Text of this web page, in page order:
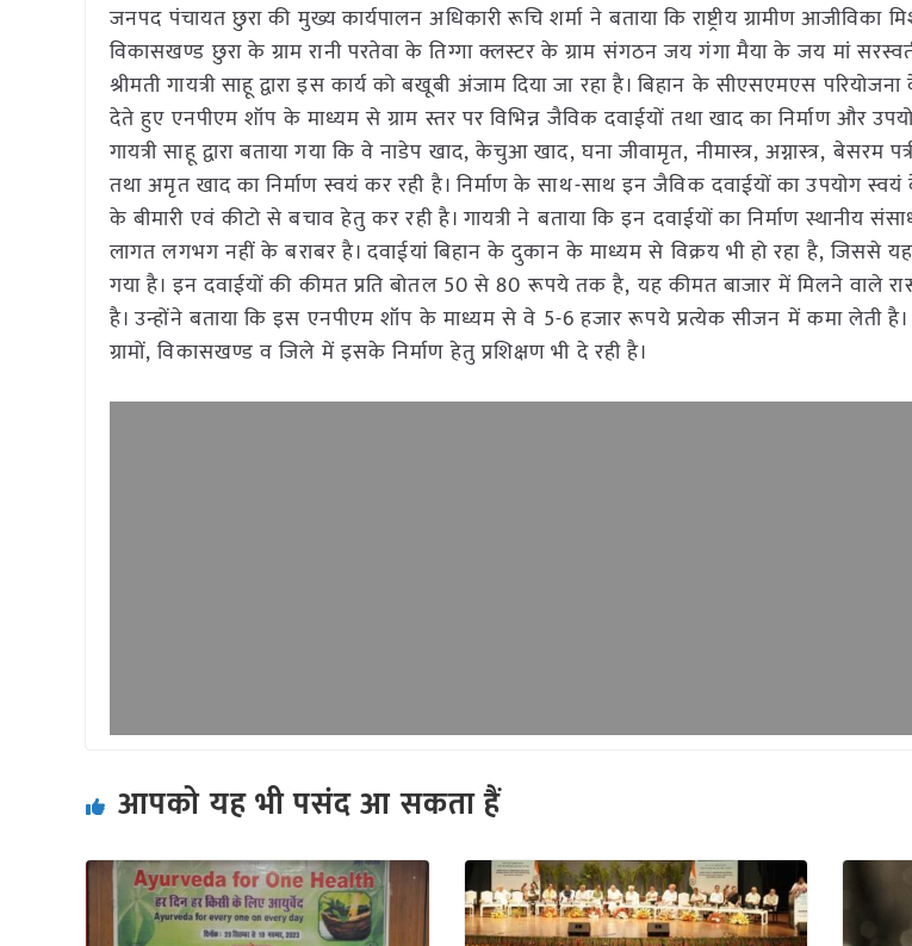
जनपद पंचायत छुरा की मुख्य कार्यपालन अधिकारी रूचि शर्मा ने बताया कि राष्ट्रीय ग्रामीण आजीविका
विकासखण्ड छुरा के ग्राम रानी परतेवा के तिग्गा क्लस्टर के ग्राम संगठन जय गंगा मैया के जय मां
श्रीमती गायत्री साहू द्वारा इस कार्य को बखूबी अंजाम दिया जा रहा है। बिहान के सीएसएमएस
देते हुए एनपीएम शॉप के माध्यम से ग्राम स्तर पर विभिन्न जैविक दवाईयों तथा खाद का निर्माण और
गायत्री साहू द्वारा बताया गया कि वे नाडेप खाद, केचुआ खाद, घना जीवामृत, नीमास्त्र, अग्नास्त्र, बेसरम
तथा अमृत खाद का निर्माण स्वयं कर रही है। निर्माण के साथ-साथ इन जैविक दवाईयों का उपयोग
के बीमारी एवं कीटो से बचाव हेतु कर रही है। गायत्री ने बताया कि इन दवाईयों का निर्माण स्थानीय
लागत लगभग नहीं के बराबर है। दवाईयां बिहान के दुकान के माध्यम से विक्रय भी हो रहा है, जिससे
गया है। इन दवाईयों की कीमत प्रति बोतल 50 से 80 रूपये तक है, यह कीमत बाजार में मिलने वाले
है। उन्होंने बताया कि इस एनपीएम शॉप के माध्यम से वे 5-6 हजार रूपये प्रत्येक सीजन में कमा लेती है।
ग्रामों, विकासखण्ड व जिले में इसके निर्माण हेतु प्रशिक्षण भी दे रही है।
आपको यह भी पसंद आ सकता हैं